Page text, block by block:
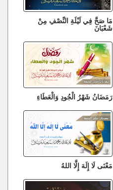
مَا صَحَّ فِي لَيْلَةِ النِّصْفِ مِنْ
شَعْبَانَ
رَمَضَانُ شَهْرُ الْجُودِ وَالْعَطَاءِ
مَعْنَى لَا إِلَهَ إِلَّا اللهُ